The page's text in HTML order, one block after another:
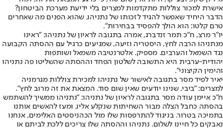
אישרת למכור צוללות מתקדמות למצרים בלי ידיעת מערכת הביטחון?
הדבר היחיד שאפשר להגיד לזכותו של נתניהו, שהוא הפנים מה שאחרים
טרם קלטו: הוא הולך להפסיד בבחירות".
יו״ר מרצ, ח״כ תמר זנדברג, אמרה בתגובה לראיון של נתניהו: ״ראינו
מנתניהו הרבה לחץ, היסטריה וזיעה, שמגיעים כרגיל עם ההסתה הקבועה
נגד השמאל והערבים. מספיק. ‏אלטרנטיבה משמאל ושותפות
יהודית-ערבית היא התשובה לשלטון הפחד וההסתה שהשליטו פה נתניהו
והימין הקיצוני".
יאיר לפיד מסר בתגובה לאישור של נתניהו למכירת צוללות מגרמניה
למצרים: "‏ביבי, שנינו יודעים שאין שום סוד. המצאת את זה מרוב לחץ".
ח״כ איימן עודה מסר בתגובה לראיון של נתניהו: "נתניהו ממשיך להשתמש
בהסתה כחבל הצלה מבור השחיתות שנקלע אליו, ומעז להאשים אותנו
בתמיכה בטרור. בניגוד להתרפסות שלו מול הכהניסטים האלימים, אנחנו
נאבקים כל חיינו לשלום. נתניהו וההסתה שלו צריכים ללכת לביתם או